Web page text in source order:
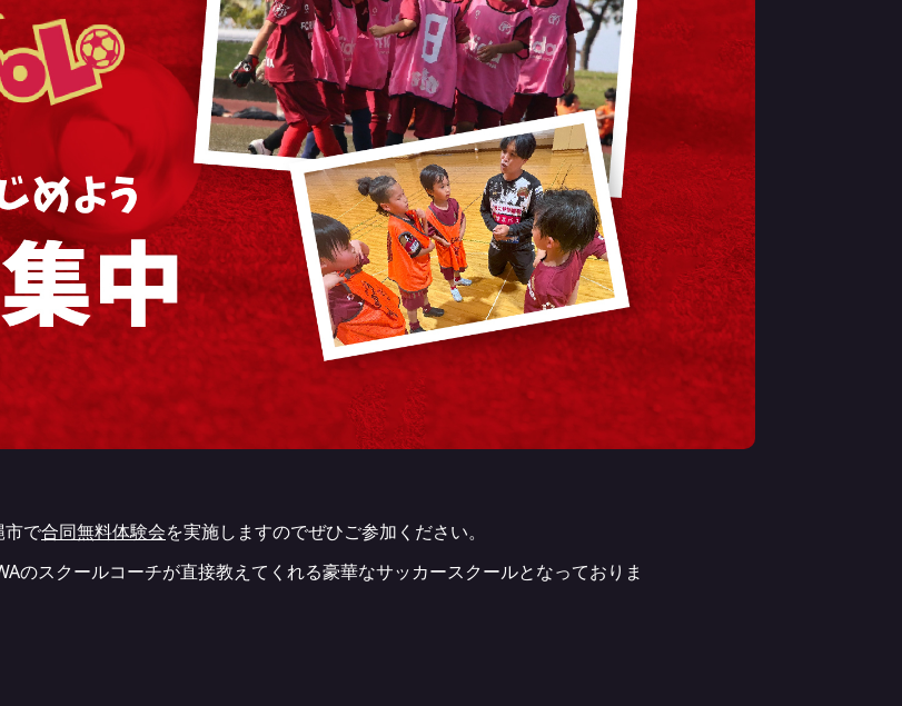
市で合同無料体験会を実施しますのでぜひご参加ください。
のスクールコーチが直接教えてくれる豪華なサッカースクールとなっておりま